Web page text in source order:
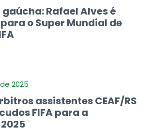
Rafael Alves é
o Super Mundial de
2025
assistentes CEAF/RS
FIFA para a